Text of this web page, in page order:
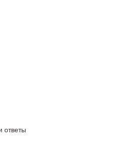
ответы